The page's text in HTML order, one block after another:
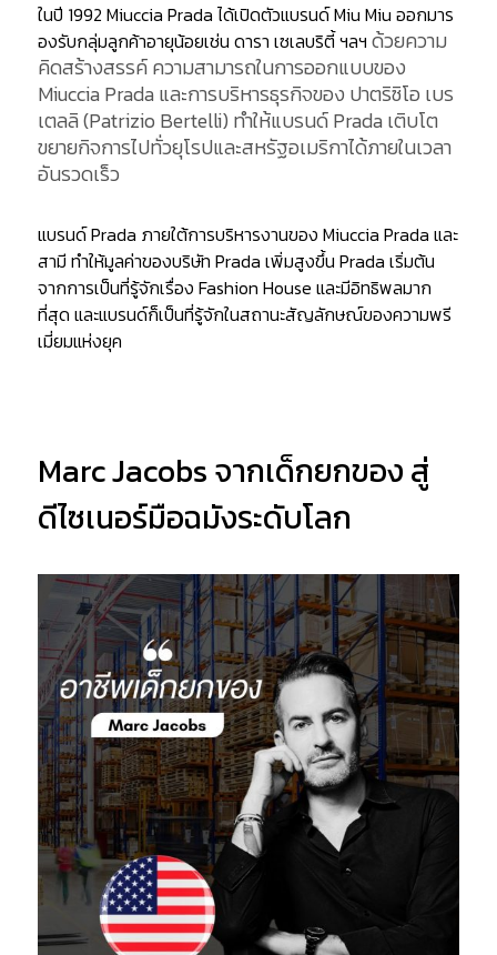
ในปี 1992 Miuccia Prada ได้เปิดตัวแบรนด์ Miu Miu ออกมาร
องรับกลุ่มลูกค้าอายุน้อยเช่น ดารา เซเลบริตี้ ฯลฯ ด้วยความ
คิดสร้างสรรค์ ความสามารถในการออกแบบของ
Miuccia Prada และการบริหารธุรกิจของ ปาตริซิโอ เบร
เตลลิ (Patrizio Bertelli) ทำให้แบรนด์ Prada เติบโต
ขยายกิจการไปทั่วยุโรปและสหรัฐอเมริกาได้ภายในเวลา
อันรวดเร็ว
แบรนด์ Prada ภายใต้การบริหารงานของ Miuccia Prada และ
สามี ทำให้มูลค่าของบริษัท Prada เพิ่มสูงขึ้น Prada เริ่มต้น
จากการเป็นที่รู้จักเรื่อง Fashion House และมีอิทธิพลมาก
ที่สุด และแบรนด์ก็เป็นที่รู้จักในสถานะสัญลักษณ์ของความพรี
เมี่ยมแห่งยุค
Marc Jacobs จากเด็กยกของ สู่
ดีไซเนอร์มือฉมังระดับโลก